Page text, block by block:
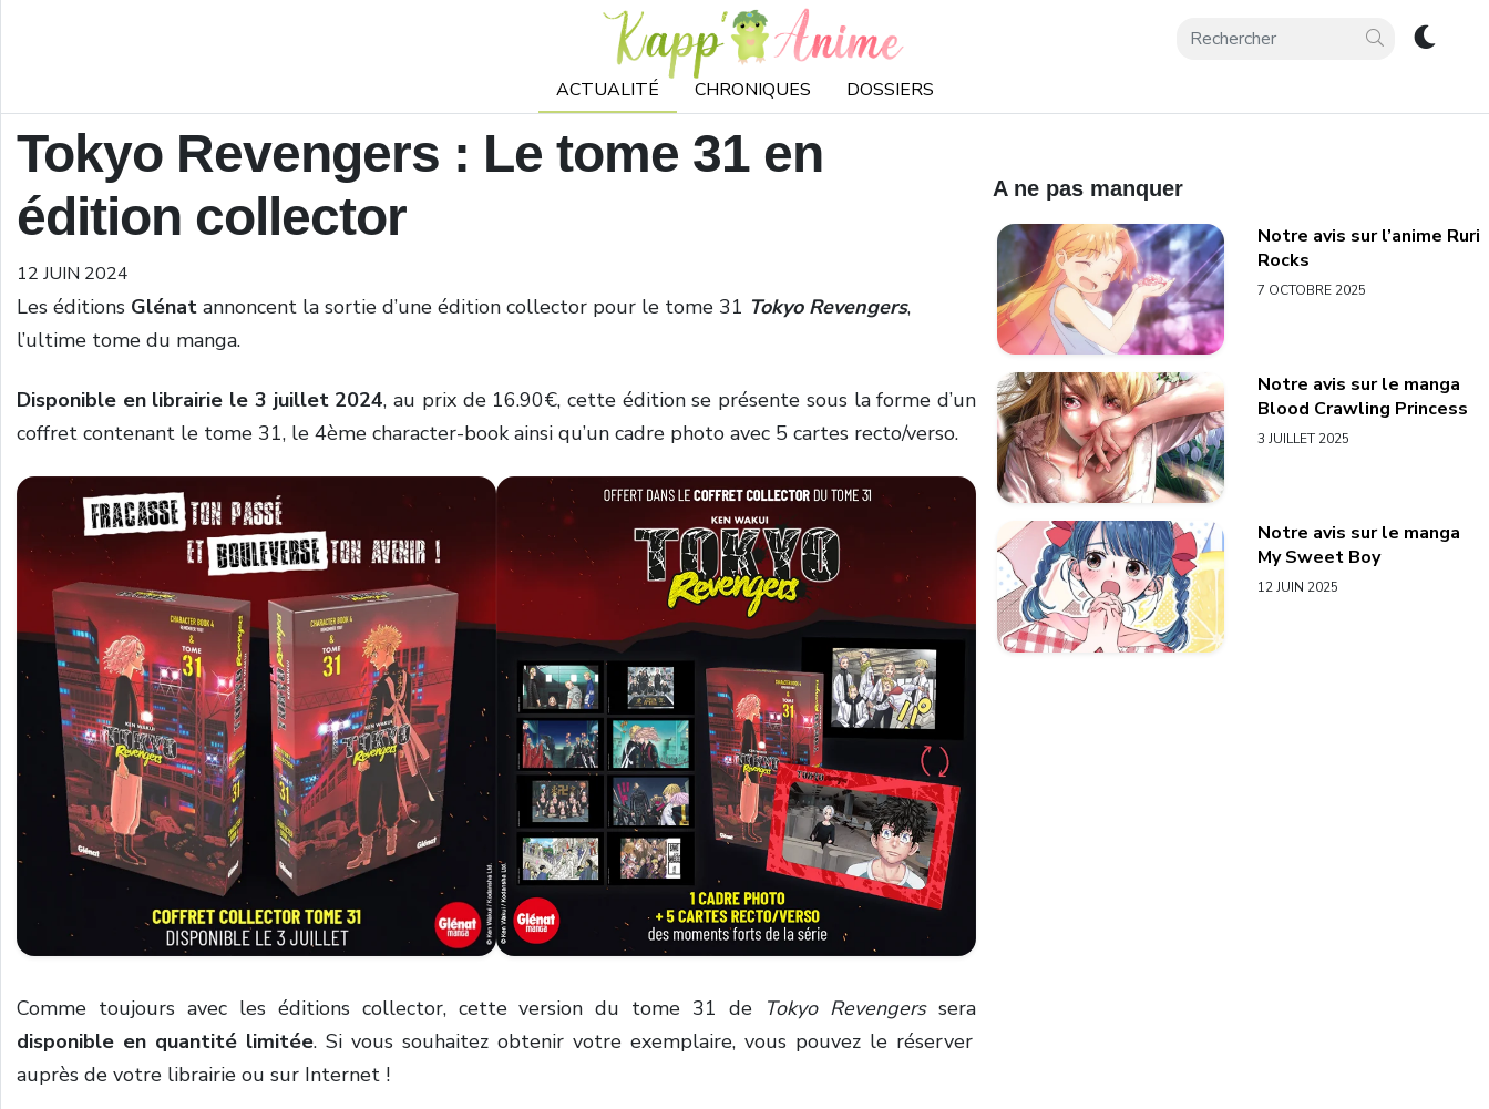
ACTUALITÉ CHRONIQUES DOSSIERS
Tokyo Revengers : Le tome 31 en
édition collector
12 JUIN 2024
Les éditions Glénat annoncent la sortie d’une édition collector pour le tome 31 Tokyo Revengers,
l’ultime tome du manga.
Disponible en librairie le 3 juillet 2024, au prix de 16.90€, cette édition se présente sous la forme d’un
coffret contenant le tome 31, le 4ème character-book ainsi qu’un cadre photo avec 5 cartes recto/verso.
Comme toujours avec les éditions collector, cette version du tome 31 de Tokyo Revengerssera
disponible en quantité limitée. Si vous souhaitez obtenir votre exemplaire, vous pouvez le réserver
auprès de votre librairie ou sur Internet !
A ne pas manquer
Notre avis sur l’anime Ruri
Rocks
7 OCTOBRE 2025
Notre avis sur le manga
Blood Crawling Princess
3 JUILLET 2025
Notre avis sur le manga
My Sweet Boy
12 JUIN 2025